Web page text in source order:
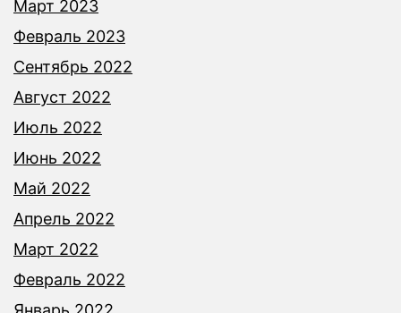
Март 2023
Февраль 2023
Сентябрь 2022
Август 2022
Июль 2022
Июнь 2022
Май 2022
Апрель 2022
Март 2022
Февраль 2022